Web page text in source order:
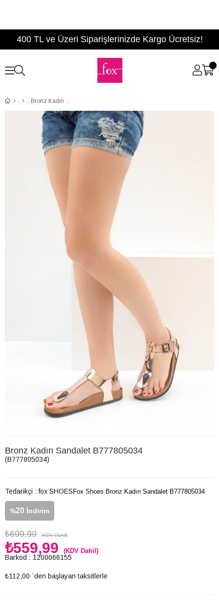
400 TL ve Üzeri Siparişlerinizde Kargo Ücretsiz!
Bronz Kadın Sandalet B777805034
Bronz Kadın Sandalet B777805034
(B777805034)
Tedarikçi : fox SHOES
%20 İndirim
₺699,99 (KDV Dahil)
₺559,99 (KDV Dahil)
Barkod : 1200066155
₺112,00 `den başlayan taksitlerle
Fox Shoes Bronz Kadın Sandalet B777805034